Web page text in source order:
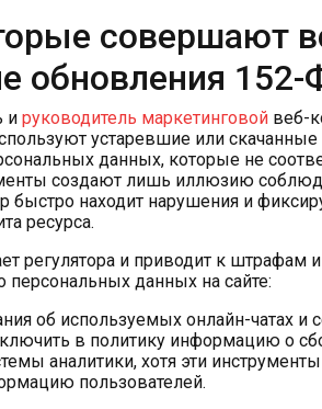
совершают
обновления 152-
и руководитель маркетинговой веб-
устаревшие или
данных, которые не
создают лишь иллюзию
быстро находит нарушения и
ресурса.
регулятора и приводит к штрафам
данных на сайте:
об используемых онлайн-чатах и
в политику информацию о
аналитики, хотя эти
пользователей.